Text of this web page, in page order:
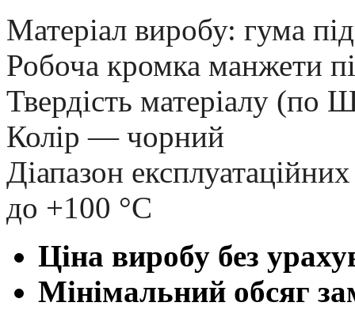
Матеріал виробу: гума
Робоча кромка манжети
Твердість матеріалу
Колір — чорний
Діапазон
до +100 °С
Ціна виробу без
Мінімальний обсяг